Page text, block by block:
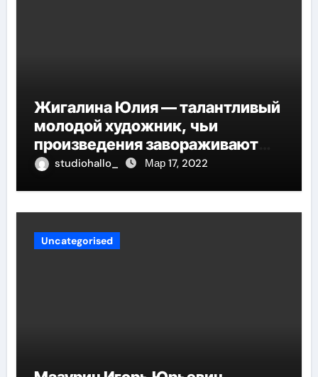
Жигалина Юлия — талантливый
молодой художник, чьи
произведения завораживают
своей искренностью и
глубины человеческой
сущности
studiohallo_ Мар 17, 2022
Uncategorised